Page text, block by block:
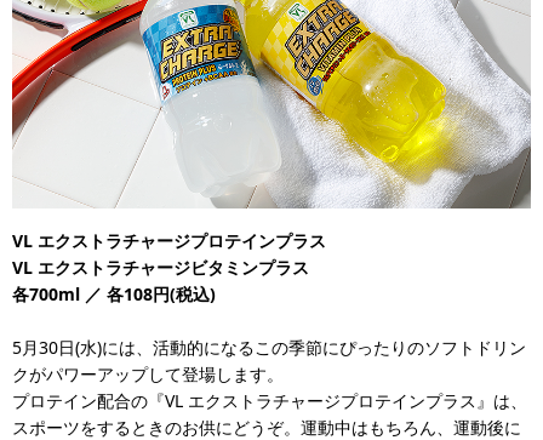
VL エクストラチャージプロテインプラス
VL エクストラチャージビタミンプラス
各700ml ／ 各108円(税込)
5月30日(水)には、活動的になるこの季節にぴったりのソフトドリン
クがパワーアップして登場します。
プロテイン配合の『VL エクストラチャージプロテインプラス』は、
スポーツをするときのお供にどうぞ。運動中はもちろん、運動後に